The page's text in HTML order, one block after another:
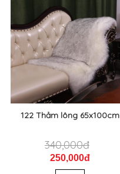
122 Thảm lông 65x100cm
340,000đ
250,000đ